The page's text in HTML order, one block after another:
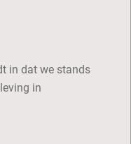
in dat we stands
in